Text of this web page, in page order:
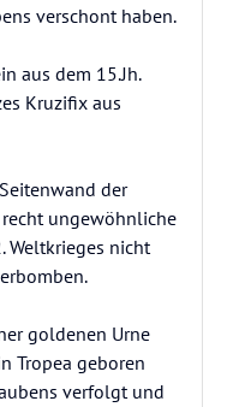
verschont haben.
aus dem 15.Jh.
Kruzifix aus
der
ungewöhnliche
Weltkrieges nicht
goldenen Urne
Tropea geboren
verfolgt und